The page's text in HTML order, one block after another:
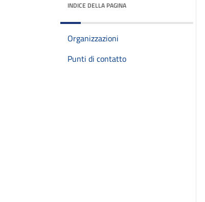
INDICE DELLA PAGINA
Organizzazioni
Punti di contatto